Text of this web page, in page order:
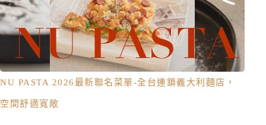
NU PASTA 2026最新聯名菜單-全台連鎖義大利麵店，
空間舒適寬敞